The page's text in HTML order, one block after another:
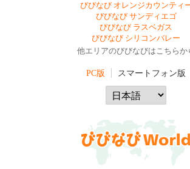
びびなび オレンジカウンティ
びびなび サンディエゴ
びびなび ラスベガス
びびなび シリコンバレー
他エリアのびびなびはこちらか
PC版 スマートフォン版